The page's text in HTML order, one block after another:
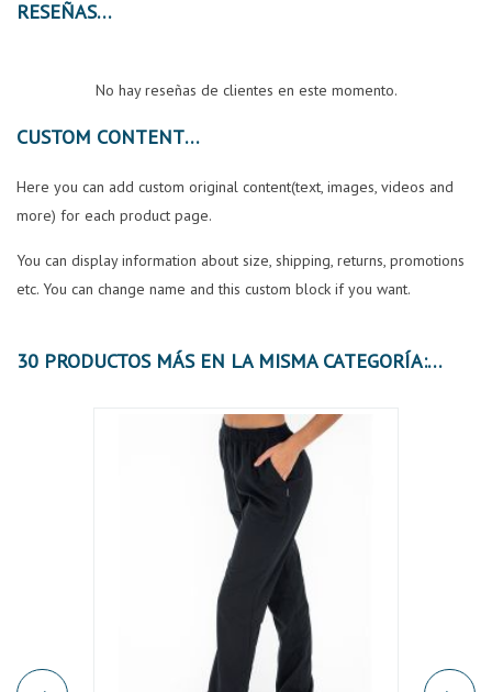
RESEÑAS
No hay reseñas de clientes en este momento.
CUSTOM CONTENT
Here you can add custom original content(text, images, videos and
more) for each product page.
You can display information about size, shipping, returns, promotions
etc. You can change name and this custom block if you want.
30 PRODUCTOS MÁS EN LA MISMA CATEGORÍA: